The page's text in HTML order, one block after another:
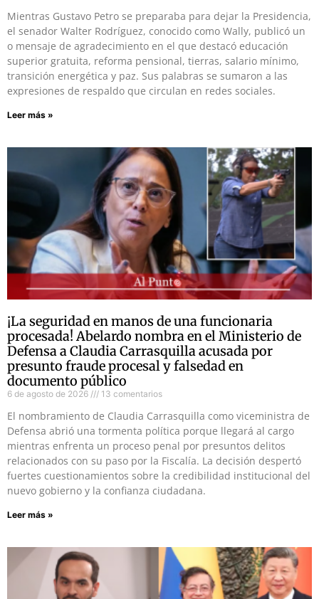
Mientras Gustavo Petro se preparaba para dejar la Presidencia,
el senador Walter Rodríguez, conocido como Wally, publicó un
o mensaje de agradecimiento en el que destacó educación
superior gratuita, reforma pensional, tierras, salario mínimo,
transición energética y paz. Sus palabras se sumaron a las
expresiones de respaldo que circulan en redes sociales.
Leer más »
¡La seguridad en manos de una funcionaria
procesada! Abelardo nombra en el Ministerio de
Defensa a Claudia Carrasquilla acusada por
presunto fraude procesal y falsedad en
documento público
6 de agosto de 2026 13 comentarios
El nombramiento de Claudia Carrasquilla como viceministra de
Defensa abrió una tormenta política porque llegará al cargo
mientras enfrenta un proceso penal por presuntos delitos
relacionados con su paso por la Fiscalía. La decisión despertó
fuertes cuestionamientos sobre la credibilidad institucional del
nuevo gobierno y la confianza ciudadana.
Leer más »